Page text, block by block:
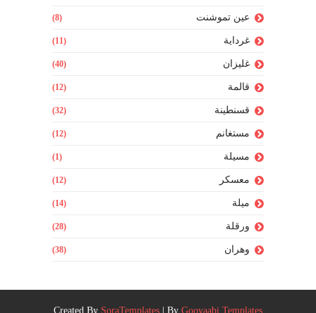
عين تموشنت (8)
غرداية (11)
غليزان (40)
قالمة (12)
قسنطينة (32)
مستغانم (12)
مسيلة (1)
معسكر (12)
ميلة (14)
ورقلة (28)
وهران (38)
Created By SoraTemplates | By Gooyaabi Templates